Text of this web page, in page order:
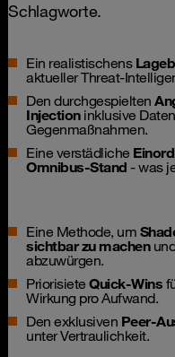
Schlagworte.
Ein realistischens
aktueller Threat-
Den durchgespielten
Injectioninklusive
Gegenmaßnahmen.
Eine verstädliche
Omnibus-Stand - was
Eine Methode, um
sichtbar zu machen
abzuwürgen.
Priorisiete Quick-Wins
Wirkung pro Aufwand.
Den exklusiven Peer-
unter Vertraulichkeit.